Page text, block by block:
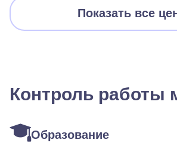
Показать все
Контроль работы
Образование